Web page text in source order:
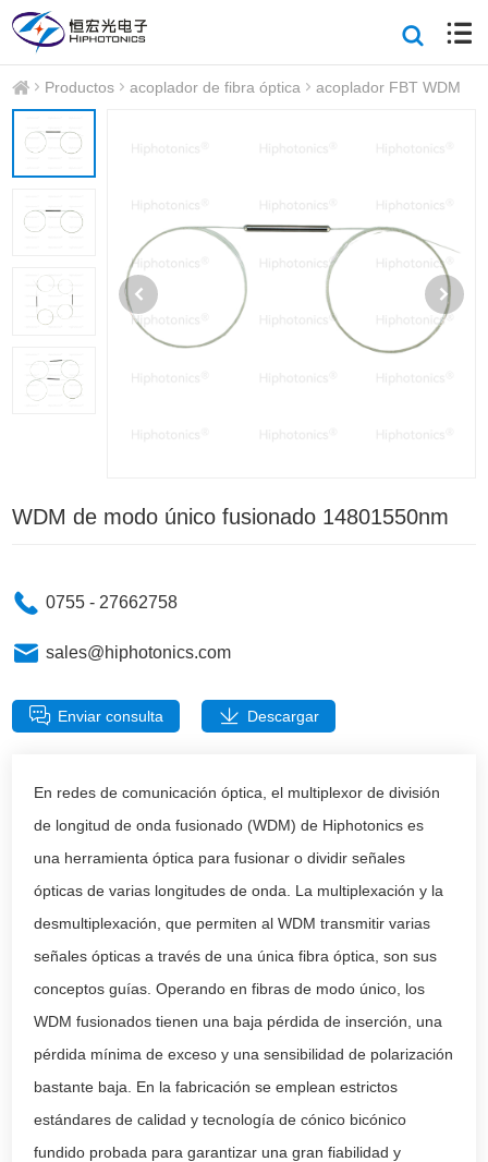
Productos acoplador de fibra óptica acoplador FBT WDM
WDM de modo único fusionado 14801550nm
0755 - 27662758
sales@hiphotonics.com
Enviar consulta Descargar
En redes de comunicación óptica, el multiplexor de división
de longitud de onda fusionado (WDM) de Hiphotonics es
una herramienta óptica para fusionar o dividir señales
ópticas de varias longitudes de onda. La multiplexación y la
desmultiplexación, que permiten al WDM transmitir varias
señales ópticas a través de una única fibra óptica, son sus
conceptos guías. Operando en fibras de modo único, los
WDM fusionados tienen una baja pérdida de inserción, una
pérdida mínima de exceso y una sensibilidad de polarización
bastante baja. En la fabricación se emplean estrictos
estándares de calidad y tecnología de cónico bicónico
fundido probada para garantizar una gran fiabilidad y